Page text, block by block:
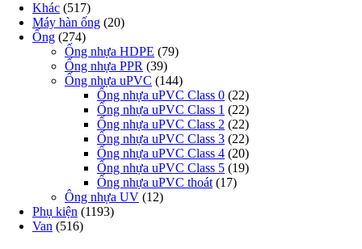
Khác (517)
Máy hàn ống (20)
Ống (274)
Ống nhựa HDPE (79)
Ống nhựa PPR (39)
Ống nhựa uPVC (144)
Ống nhựa uPVC Class 0 (22)
Ống nhựa uPVC Class 1 (22)
Ống nhựa uPVC Class 2 (22)
Ống nhựa uPVC Class 3 (22)
Ống nhựa uPVC Class 4 (20)
Ống nhựa uPVC Class 5 (19)
Ống nhựa uPVC thoát (17)
Ông nhựa UV (12)
Phụ kiện (1193)
Van (516)